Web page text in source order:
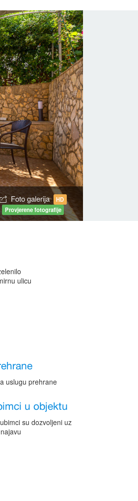
Foto galerija HD
Provjerene fotografije
ulicu
uslugu prehrane
u objektu
su dozvoljeni uz